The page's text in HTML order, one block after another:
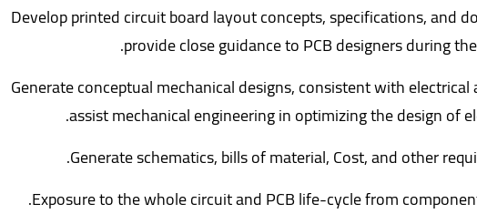
Develop printed circuit board layout concepts, specifications, and
provide close guidance to PCB designers during
Generate conceptual mechanical designs, consistent with
assist mechanical engineering in optimizing the design of
Generate schematics, bills of material, Cost, and other
Exposure to the whole circuit and PCB life-cycle from